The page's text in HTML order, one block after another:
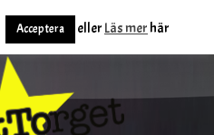
Acceptera eller Läs mer här